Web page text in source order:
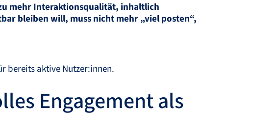
mehr Interaktionsqualität, inhaltlich
bleiben will, muss nicht mehr „viel posten“,
bereits aktive Nutzer:innen.
Engagement als